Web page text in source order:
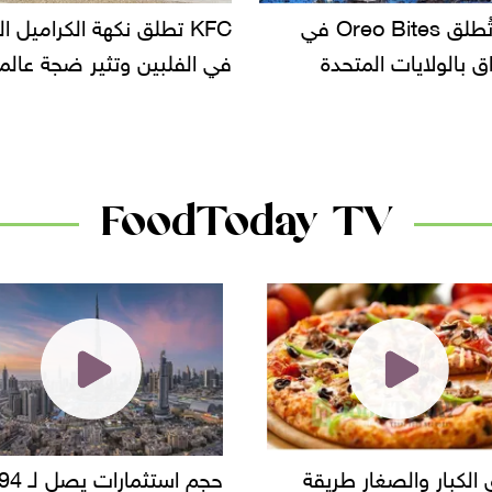
KFC تطلق نكهة الكراميل المملح
وتثير ضجة عالمية
دعوات للتحقيق في أسباب
سحب بعض ألبان
FoodToday TV
حجم استثمارات يصل لـ 94
"أمن القاهرة" يضبط